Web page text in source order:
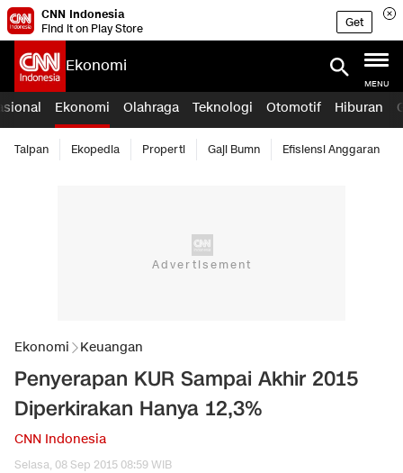
CNN Indonesia
Find it on Play Store
Get
Ekonomi
MENU
Ekonomi Olahraga Teknologi Otomotif Hiburan
Taipan Ekopedia Properti Gaji Bumn Efisiensi Anggaran
Ekonomi Keuangan
Penyerapan KUR Sampai Akhir 2015
Diperkirakan Hanya 12,3%
CNN Indonesia
Selasa, 08 Sep 2015 08:59 WIB